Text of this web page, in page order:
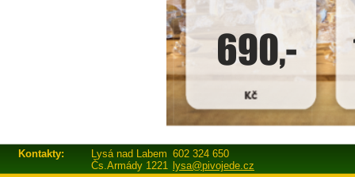
Kontakty: Lysá nad Labem 602 324 650
Čs.Armády 1221 lysa@pivojede.cz